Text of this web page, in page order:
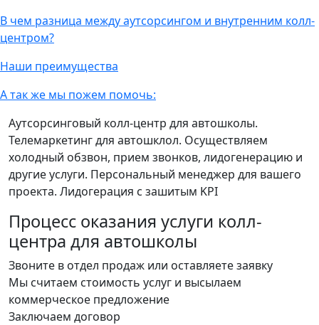
В чем разница между аутсорсингом и внутренним колл-
центром?
Наши преимущества
А так же мы пожем помочь:
Аутсорсинговый колл-центр для автошколы.
Телемаркетинг для автошклол. Осуществляем
холодный обзвон, прием звонков, лидогенерацию и
другие услуги. Персональный менеджер для вашего
проекта. Лидогерация с зашитым KPI
Процесс оказания услуги колл-
центра для автошколы
Звоните в отдел продаж или оставляете заявку
Мы считаем стоимость услуг и высылаем
коммерческое предложение
Заключаем договор